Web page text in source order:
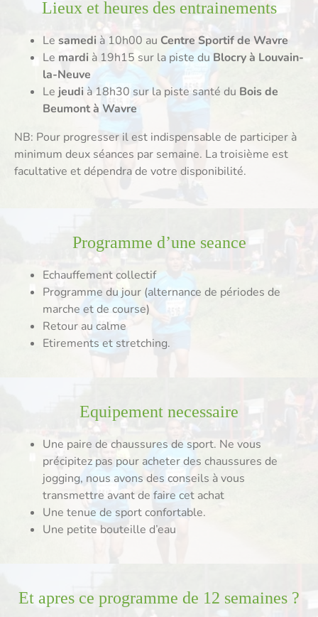
Lieux et heures des entrainements
Le samedi à 10h00 au Centre Sportif de Wavre
Le mardi à 19h15 sur la piste du Blocry à Louvain-
la-Neuve
Le jeudi à 18h30 sur la piste santé du Bois de
Beumont à Wavre
NB: Pour progresser il est indispensable de participer à
minimum deux séances par semaine. La troisième est
facultative et dépendra de votre disponibilité.
Programme d’une seance
Echauffement collectif
Programme du jour (alternance de périodes de
marche et de course)
Retour au calme
Etirements et stretching.
Equipement necessaire
Une paire de chaussures de sport. Ne vous
précipitez pas pour acheter des chaussures de
jogging, nous avons des conseils à vous
transmettre avant de faire cet achat
Une tenue de sport confortable.
Une petite bouteille d’eau
Et apres ce programme de 12 semaines ?